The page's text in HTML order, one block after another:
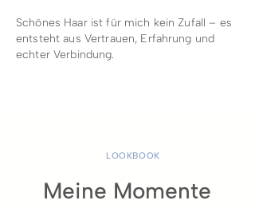
Schönes Haar ist für mich kein Zufall – es
entsteht aus Vertrauen, Erfahrung und
echter Verbindung.
LOOKBOOK
Meine Momente